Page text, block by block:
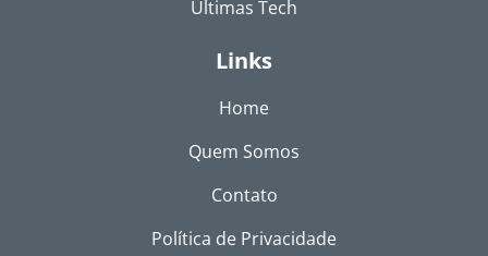
Últimas Tech
Links
Home
Quem Somos
Contato
Política de Privacidade